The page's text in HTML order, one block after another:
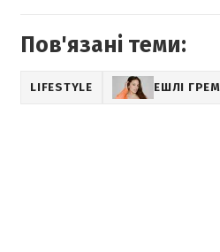
Пов'язані теми:
LIFESTYLE ЕШЛІ ГРЕМ